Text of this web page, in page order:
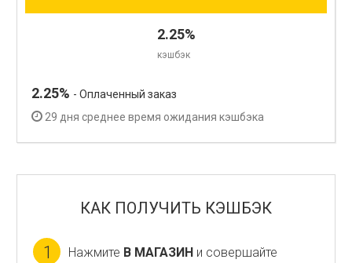
2.25%
кэшбэк
2.25% - Оплаченный заказ
29 дня среднее время ожидания кэшбэка
КАК ПОЛУЧИТЬ КЭШБЭК
1 Нажмите В МАГАЗИН и совершайте